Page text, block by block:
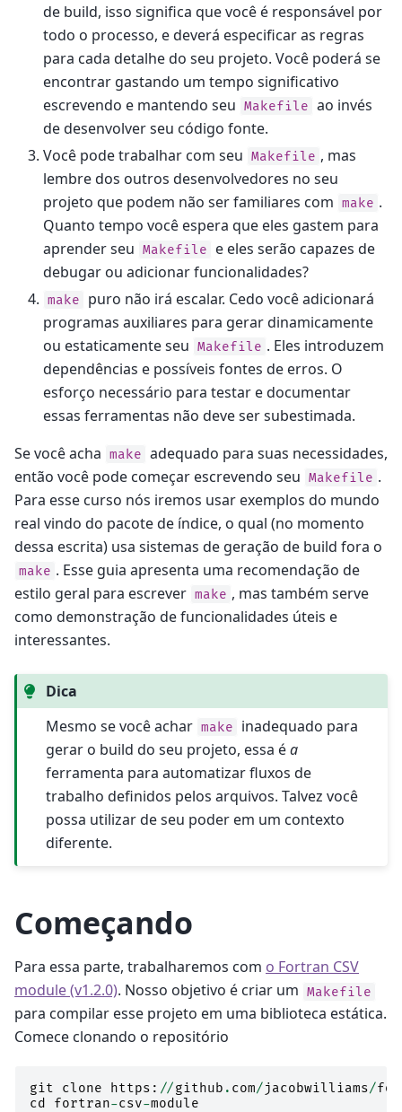
de build, isso significa que você é responsável por
todo o processo, e deverá especificar as regras
para cada detalhe do seu projeto. Você poderá se
encontrar gastando um tempo significativo
escrevendo e mantendo seu Makefile ao invés
de desenvolver seu código fonte.
Você pode trabalhar com seu Makefile , mas
lembre dos outros desenvolvedores no seu
projeto que podem não ser familiares com make .
Quanto tempo você espera que eles gastem para
aprender seu Makefile
e eles serão capazes de
debugar ou adicionar funcionalidades?
make
puro não irá escalar. Cedo você adicionará
programas auxiliares para gerar dinamicamente
ou estaticamente seu Makefile . Eles introduzem
dependências e possíveis fontes de erros. O
esforço necessário para testar e documentar
essas ferramentas não deve ser subestimada.
Se você acha make adequado para suas necessidades,
então você pode começar escrevendo seu Makefile .
Para esse curso nós iremos usar exemplos do mundo
real vindo do pacote de índice, o qual (no momento
dessa escrita) usa sistemas de geração de build fora o
make . Esse guia apresenta uma recomendação de
estilo geral para escrever make , mas também serve
como demonstração de funcionalidades úteis e
interessantes.
Dica
Mesmo se você achar make
inadequado para
gerar o build do seu projeto, essa éa
ferramenta para automatizar fluxos de
trabalho definidos pelos arquivos. Talvez você
possa utilizar de seu poder em um contexto
diferente.
Começando
Para essa parte, trabalharemos com o Fortran CSV
module (v1.2.0). Nosso objetivo é criar um Makefile
para compilar esse projeto em uma biblioteca estática.
Comece clonando o repositório
git clone https : //github . com/jacobwilliams/
cd
fortran-csv-module